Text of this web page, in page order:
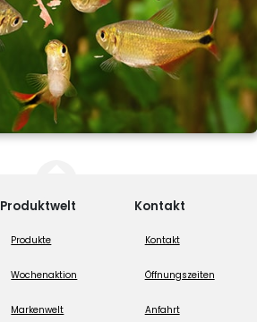
Produktwelt
Produkte
Wochenaktion
Markenwelt
Kontakt
Kontakt
Öffnungszeiten
Anfahrt